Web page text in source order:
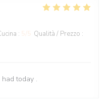
: Qualità / Prezzo :
today .